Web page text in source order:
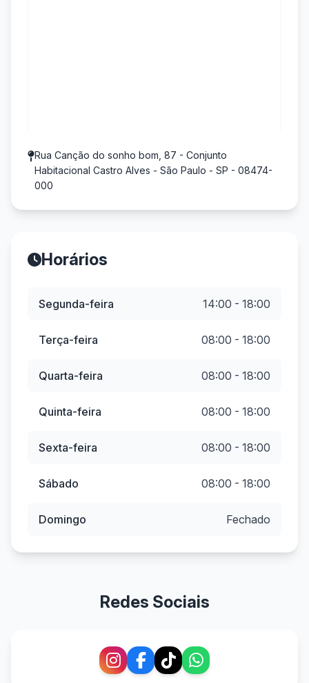
Rua Canção do sonho bom, 87 - Conjunto
Habitacional Castro Alves - São Paulo - SP - 08474-
000
Horários
Segunda-feira 14:00 - 18:00
Terça-feira 08:00 - 18:00
Quarta-feira 08:00 - 18:00
Quinta-feira 08:00 - 18:00
Sexta-feira 08:00 - 18:00
Sábado 08:00 - 18:00
Domingo Fechado
Redes Sociais